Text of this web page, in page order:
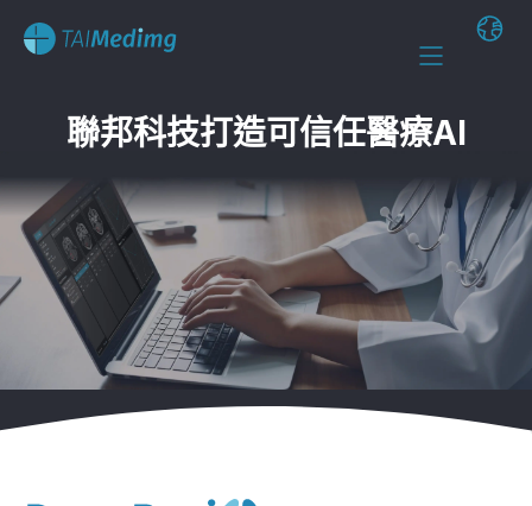
聯邦科技打造可信任醫療AI